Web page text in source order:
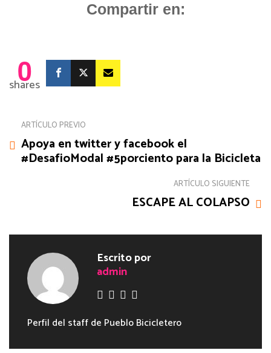
Compartir en:
0
shares
ARTÍCULO PREVIO
Apoya en twitter y facebook el
#DesafioModal #5porciento para la Bicicleta
ARTÍCULO SIGUIENTE
ESCAPE AL COLAPSO
Escrito por
admin
Perfil del staff de Pueblo Bicicletero